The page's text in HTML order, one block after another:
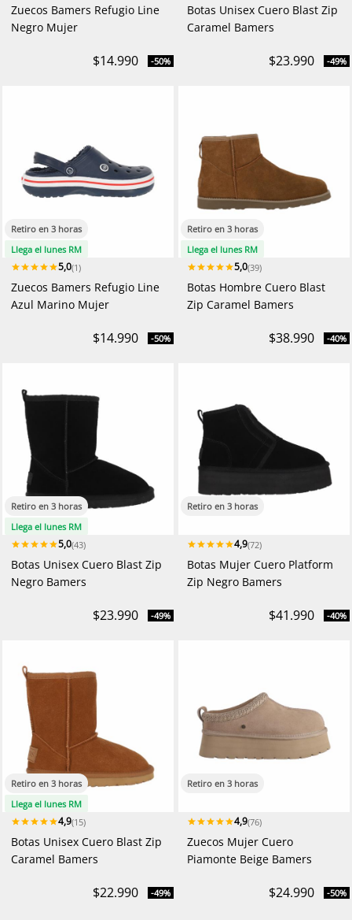
Zuecos Bamers Refugio Line
Negro Mujer
$14.990 -50%
Botas Unisex Cuero Blast Zip
Caramel Bamers
$23.990 -49%
Retiro en 3 horas
Llega el lunes RM
5,0(1)
Zuecos Bamers Refugio Line
Azul Marino Mujer
$14.990 -50%
Retiro en 3 horas
Llega el lunes RM
5,0(39)
Botas Hombre Cuero Blast
Zip Caramel Bamers
$38.990 -40%
Retiro en 3 horas
Llega el lunes RM
5,0(43)
Botas Unisex Cuero Blast Zip
Negro Bamers
$23.990 -49%
Retiro en 3 horas
4,9(72)
Botas Mujer Cuero Platform
Zip Negro Bamers
$41.990 -40%
Retiro en 3 horas
Llega el lunes RM
4,9(15)
Botas Unisex Cuero Blast Zip
Caramel Bamers
$22.990 -49%
Retiro en 3 horas
4,9(76)
Zuecos Mujer Cuero
Piamonte Beige Bamers
$24.990 -50%